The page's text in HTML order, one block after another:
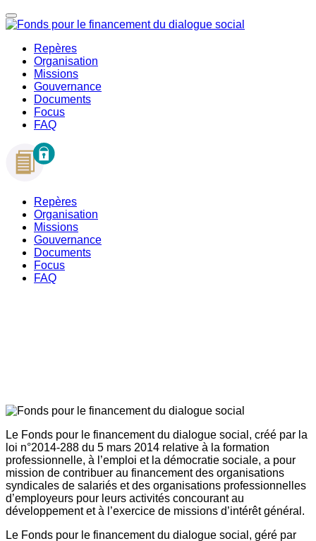
Repères
Organisation
Missions
Gouvernance
Documents
Focus
FAQ
Repères
Organisation
Missions
Gouvernance
Documents
Focus
FAQ
Le Fonds pour le financement du dialogue social, créé par la
loi n°2014-288 du 5 mars 2014 relative à la formation
professionnelle, à l’emploi et la démocratie sociale, a pour
mission de contribuer au financement des organisations
syndicales de salariés et des organisations professionnelles
d’employeurs pour leurs activités concourant au
développement et à l’exercice de missions d’intérêt général.
Le Fonds pour le financement du dialogue social, géré par